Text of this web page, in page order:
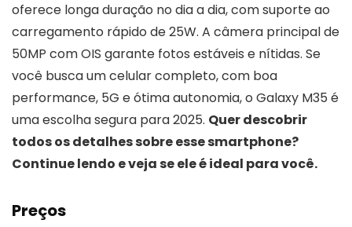
oferece longa duração no dia a dia, com suporte ao
carregamento rápido de 25W. A câmera principal de
50MP com OIS garante fotos estáveis e nítidas. Se
você busca um celular completo, com boa
performance, 5G e ótima autonomia, o Galaxy M35 é
uma escolha segura para 2025. Quer descobrir
todos os detalhes sobre esse smartphone?
Continue lendo e veja se ele é ideal para você.
Preços